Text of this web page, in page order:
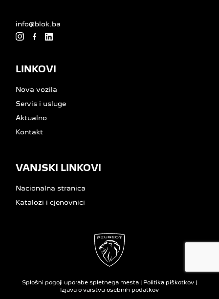
info@blok.ba
LINKOVI
Nova vozila
Servis i usluge
Aktualno
Kontakt
VANJSKI LINKOVI
Nacionalna stranica
Katalozi i cjenovnici
Splošni pogoji uporabe spletnega mesta | Politika piškotkov |
Izjava o varstvu osebnih podatkov